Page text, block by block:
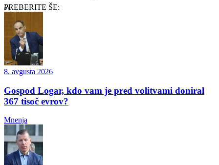
PREBERITE ŠE:
8. avgusta 2026
Gospod Logar, kdo vam je pred volitvami doniral
367 tisoč evrov?
Mnenja